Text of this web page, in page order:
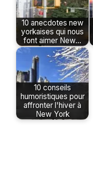
10 anecdotes new
yorkaises qui nous
font aimer New…
10 conseils
humoristiques pour
affronter l'hiver à
New York